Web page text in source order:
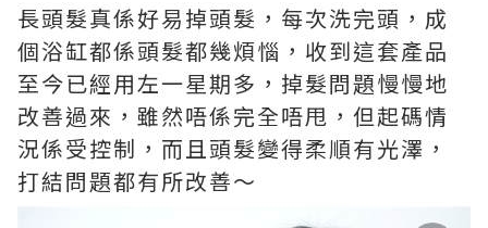
長頭髮真係好易掉頭髮，每次洗完頭，成
個浴缸都係頭髮都幾煩惱，收到這套產品
至今已經用左一星期多，掉髮問題慢慢地
改善過來，雖然唔係完全唔甩，但起碼情
況係受控制，而且頭髮變得柔順有光澤，
打結問題都有所改善～